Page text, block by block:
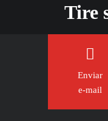
Tire
Enviar
e-mail